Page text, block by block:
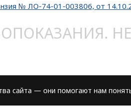
№ ЛО-74-01-003806, от
сайта — они помогают нам